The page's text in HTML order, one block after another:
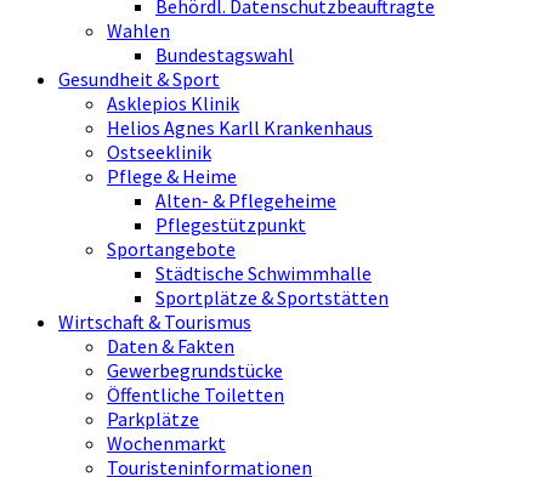
Behördl. Datenschutzbeauftragte
Wahlen
Bundestagswahl
Gesundheit & Sport
Asklepios Klinik
Helios Agnes Karll Krankenhaus
Ostseeklinik
Pflege & Heime
Alten- & Pflegeheime
Pflegestützpunkt
Sportangebote
Städtische Schwimmhalle
Sportplätze & Sportstätten
Wirtschaft & Tourismus
Daten & Fakten
Gewerbegrundstücke
Öffentliche Toiletten
Parkplätze
Wochenmarkt
Touristeninformationen